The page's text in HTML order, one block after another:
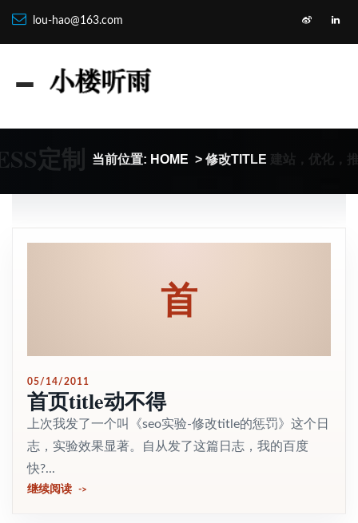
lou-hao@163.com
定制 当前位置: HOME > 修改TITLE 建站，优化，
首
05/14/2011
首页title动不得
上次我发了一个叫《seo实验-修改title的惩罚》这个日
志，实验效果显著。自从发了这篇日志，我的百度
快?...
继续阅读